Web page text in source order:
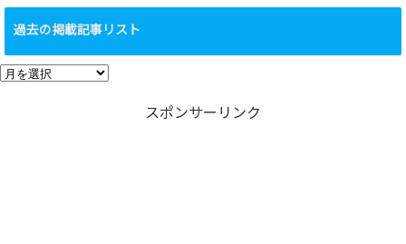
テ
リ
ー
過去の掲載記事リスト
過
スポンサーリンク